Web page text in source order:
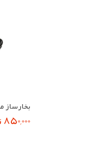
850,000 تومان